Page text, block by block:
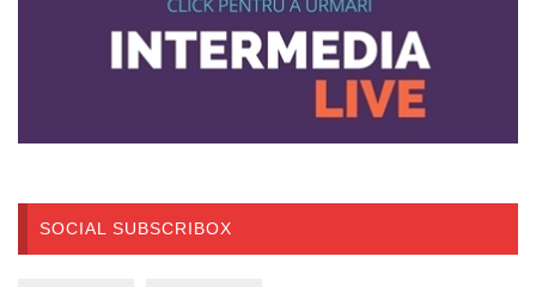
SOCIAL SUBSCRIBOX